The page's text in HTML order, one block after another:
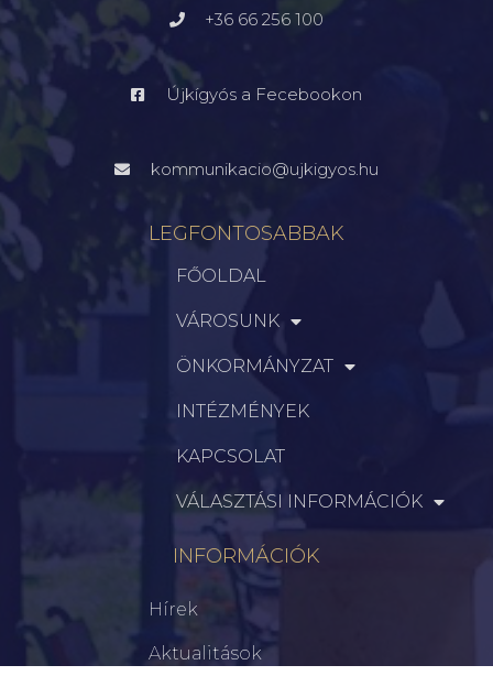
+36 66 256 100
Újkígyós a Fecebookon
kommunikacio@ujkigyos.hu
LEGFONTOSABBAK
FŐOLDAL
VÁROSUNK
ÖNKORMÁNYZAT
INTÉZMÉNYEK
KAPCSOLAT
VÁLASZTÁSI INFORMÁCIÓK
INFORMÁCIÓK
Hírek
Aktualitások